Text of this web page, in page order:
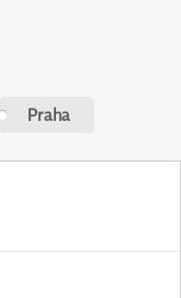
Praha